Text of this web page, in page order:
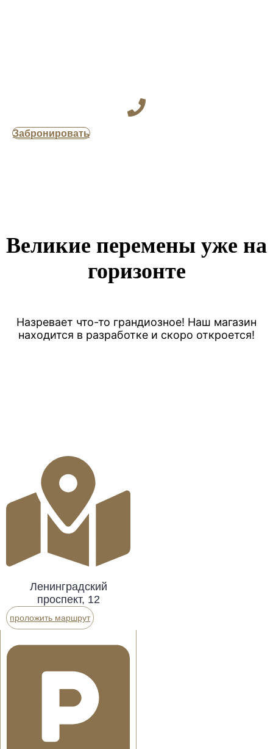
Забронировать
Великие перемены уже на
горизонте
Назревает что-то грандиозное! Наш магазин
находится в разработке и скоро откроется!
Ленинградский
проспект, 12
проложить маршрут